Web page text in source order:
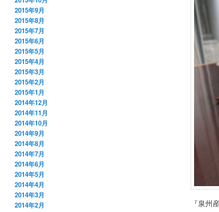
『泉州
2015年9月
2015年8月
2015年7月
2015年6月
2015年5月
2015年4月
2015年3月
2015年2月
2015年1月
2014年12月
2014年11月
2014年10月
2014年9月
2014年8月
2014年7月
2014年6月
2014年5月
2014年4月
2014年3月
2014年2月